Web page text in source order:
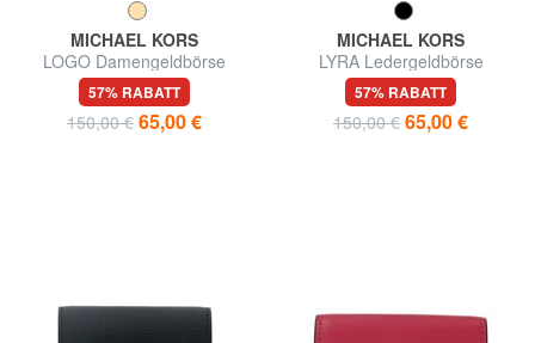
MICHAEL KORS
LOGO Damengeldbörse
57% RABATT
150,00 € 65,00 €
MICHAEL KORS
LYRA Ledergeldbörse
57% RABATT
150,00 € 65,00 €